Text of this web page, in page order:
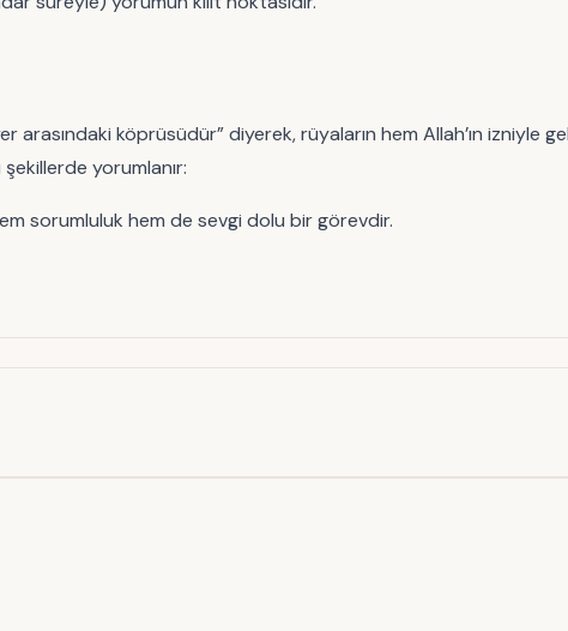
köprüsüdür” diyerek, rüyaların hem Allah’ın izniyle
yorumlanır:
sorumluluk hem de sevgi dolu bir görevdir.